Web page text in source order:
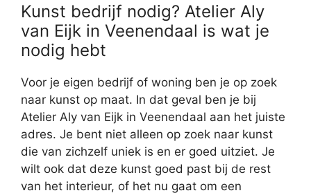
Kunst bedrijf nodig? Atelier Aly
van Eijk in Veenendaal is wat je
nodig hebt
Voor je eigen bedrijf of woning ben je op zoek
naar kunst op maat. In dat geval ben je bij
Atelier Aly van Eijk in Veenendaal aan het juiste
adres. Je bent niet alleen op zoek naar kunst
die van zichzelf uniek is en er goed uitziet. Je
wilt ook dat deze kunst goed past bij de rest
van het interieur, of het nu gaat om een